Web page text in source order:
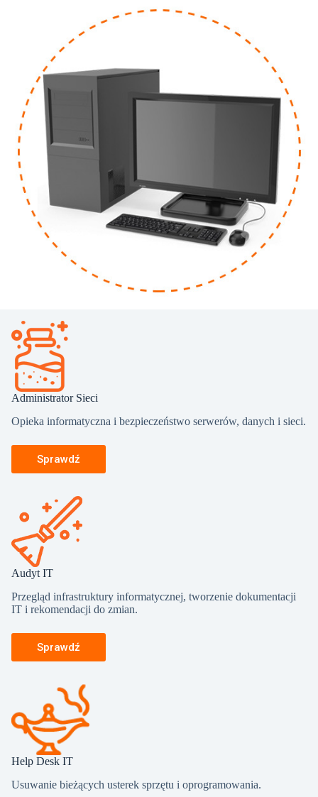
Administrator Sieci
Opieka informatyczna i bezpieczeństwo serwerów, danych i sieci.
Sprawdź
Audyt IT
Przegląd infrastruktury informatycznej, tworzenie dokumentacji
IT i rekomendacji do zmian.
Sprawdź
Help Desk IT
Usuwanie bieżących usterek sprzętu i oprogramowania.